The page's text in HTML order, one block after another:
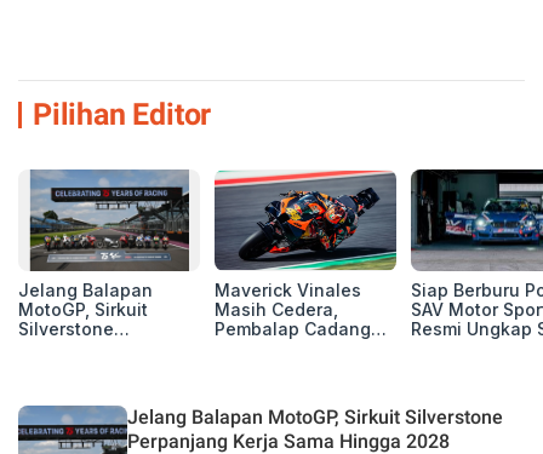
Pilihan Editor
Jelang Balapan
MotoGP, Sirkuit
Silverstone
Maverick Vinales
Masih Cedera,
Pembalap Cadangan
Siap Berburu
SAV Motor
Resmi Ungkap
Jelang Balapan MotoGP, Sirkuit Silverstone
Perpanjang Kerja Sama Hingga 2028